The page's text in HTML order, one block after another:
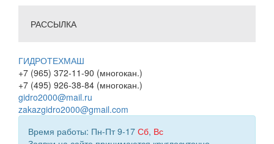
РАССЫЛКА
ГИДРОТЕХМАШ
+7 (965) 372-11-90 (многокан.)
+7 (495) 926-38-84 (многокан.)
gidro2000@mail.ru
zakazgidro2000@gmail.com
Время работы: Пн-Пт 9-17 Сб, Вс